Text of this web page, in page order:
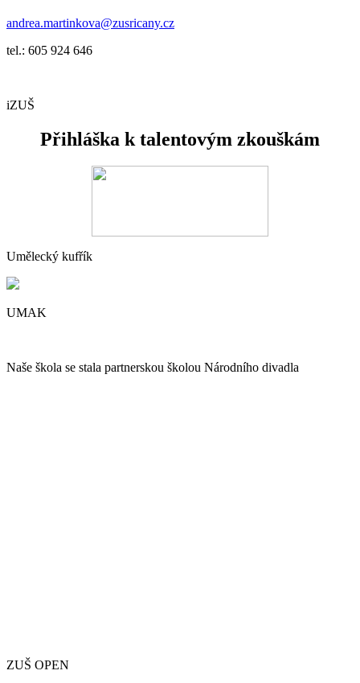
andrea.martinkova@zusricany.cz
tel.: 605 924 646
iZUŠ
Přihláška k talentovým zkouškám
Umělecký kufřík
UMAK
Naše škola se stala partnerskou školou Národního divadla
ZUŠ OPEN